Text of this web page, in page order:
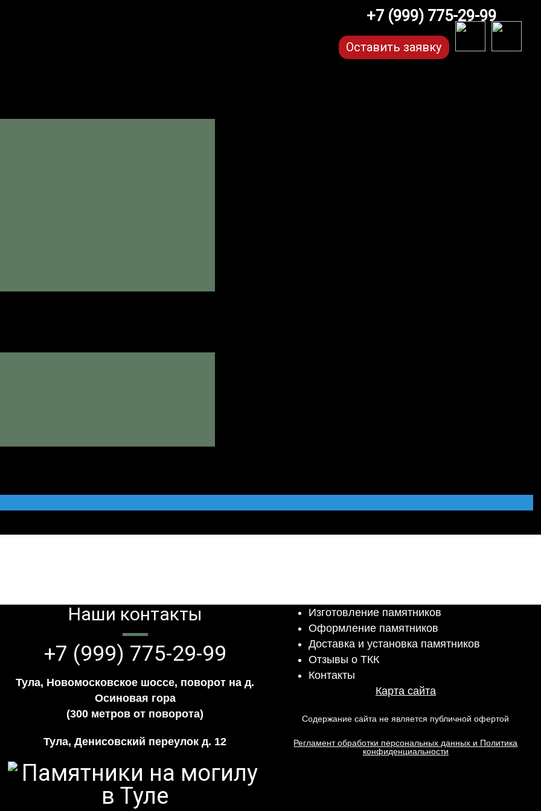
+7 (999) 775-29-99
Оставить заявку
Наши контакты
+7 (999) 775-29-99
Тула, Новомосковское шоссе, поворот на д.
Осиновая гора
(300 метров от поворота)
Тула, Денисовский переулок д. 12
Изготовление памятников
Оформление памятников
Доставка и установка памятников
Отзывы о ТКК
Контакты
Карта сайта
Содержание сайта не является публичной офертой
Регламент обработки персональных данных и Политика
конфиденциальности